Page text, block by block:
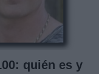
quién es y